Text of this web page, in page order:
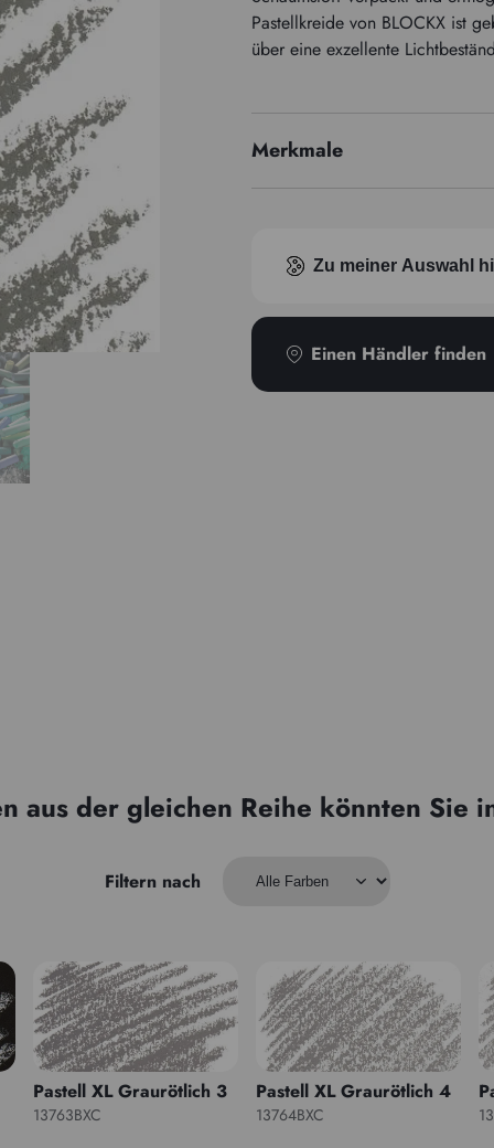
Pastellkreide von BLOCKX ist
über eine exzellente
Merkmale
Zu meiner Auswahl
Einen Händler finden
aus der gleichen Reihe könnten Sie
Filtern nach
Pastell XL Graurötlich 3
13763BXC
Pastell XL Graurötlich 4
13764BXC